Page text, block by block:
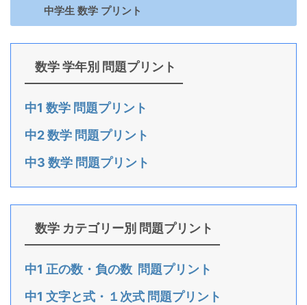
中学生 数学 プリント
数学 学年別 問題プリント
中1 数学 問題プリント
中2 数学 問題プリント
中3 数学 問題プリント
数学 カテゴリー別 問題プリント
中1 正の数・負の数 問題プリント
中1 文字と式・１次式 問題プリント